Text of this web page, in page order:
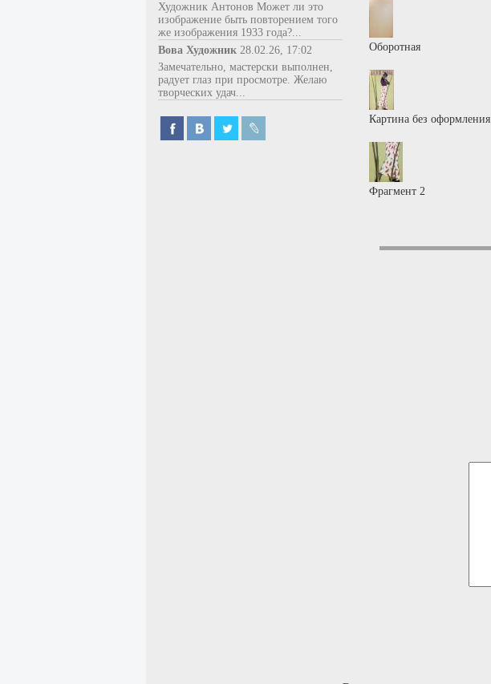
Художник Антонов Может ли это
изображение быть повторением того
же изображения 1933 года?...
Вова Художник 28.02.26, 17:02
Замечательно, мастерски выполнен,
радует глаз при просмотре. Желаю
творческих удач...
Оборотная
Картина без оформления
Фрагмент 2